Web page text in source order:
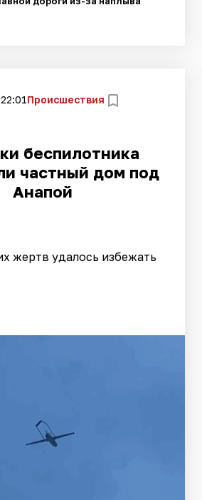
Происшествия
беспилотника
частный дом под
Анапой
жертв удалось избежать